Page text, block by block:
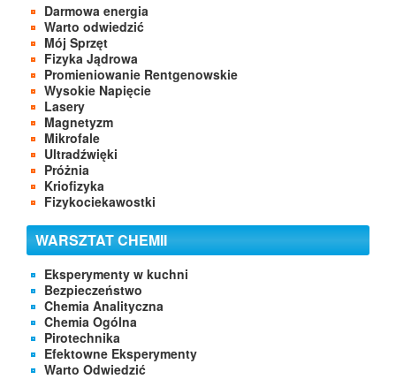
Darmowa energia
Warto odwiedzić
Mój Sprzęt
Fizyka Jądrowa
Promieniowanie Rentgenowskie
Wysokie Napięcie
Lasery
Magnetyzm
Mikrofale
Ultradźwięki
Próżnia
Kriofizyka
Fizykociekawostki
WARSZTAT CHEMII
Eksperymenty w kuchni
Bezpieczeństwo
Chemia Analityczna
Chemia Ogólna
Pirotechnika
Efektowne Eksperymenty
Warto Odwiedzić